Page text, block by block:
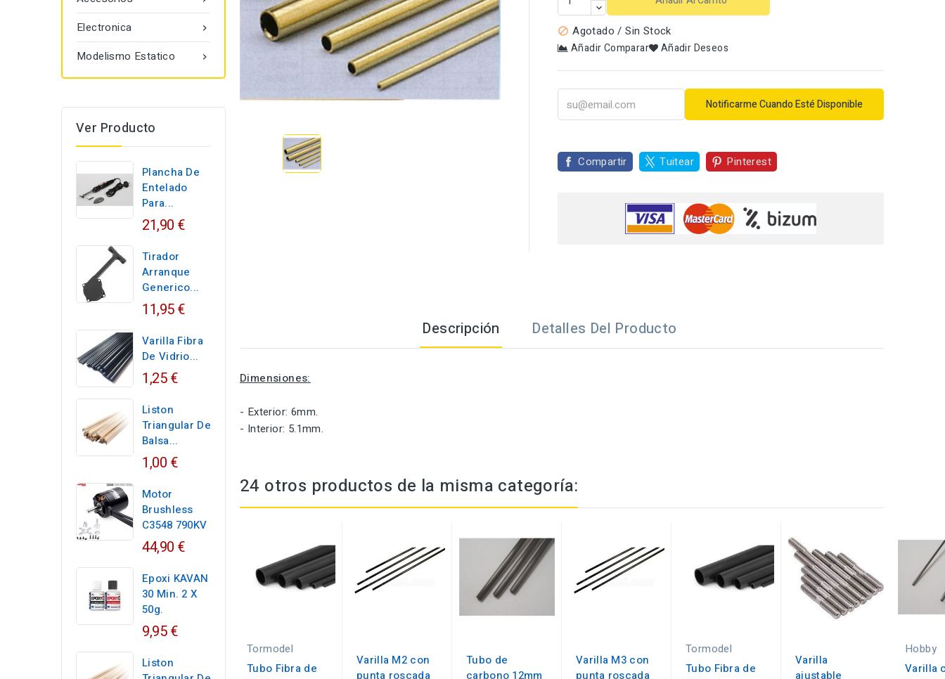

Electronica

Modelismo Estatico
Ver Producto
Plancha De
Entelado
Para...
21,90 €
Tirador
Arranque
Generico...
11,95 €
Varilla Fibra
De Vidrio...
1,25 €
Liston
Triangular De
Balsa...
1,00 €
Motor
Brushless
C3548 790KV
44,90 €
Epoxi KAVAN
30 Min. 2 X
50g.
9,95 €
Liston

 Agotado / Sin Stock
Añadir Comparar Añadir Deseos
Notificarme Cuando Esté Disponible
Compartir Tuitear Pinterest
Descripción Detalles Del Producto
Dimensiones:
- Exterior: 6mm.
- Interior: 5.1mm.
24 otros productos de la misma categoría:
Tormodel
Tubo Fibra de
Varilla M2 con
punta roscada
Tubo de
carbono 12mm
Varilla M3 con
punta roscada
Tormodel
Tubo Fibra de
Varilla
ajustable
Hobby
Varilla